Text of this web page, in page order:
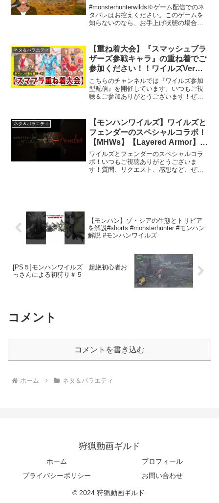
意】
#monsterhunterwilds※ゲーム配信でのネ
タバレはお控えください。このゲームを
知らないのなら、お手上げ状態の場合こ
ント/@carltonblackwiz
ネタ＆バラエティ
【重ね着大会】『スマッシュブラ
ザーズ参戦キャラ』の重ね着でご
参加ください！！ワイルズVer重
ね着大会開催！【モンハンワイル
ズ/MHWs】
こちらのチャンネルでは『ワイルズ参加
型配信』を開催しています。いつもご視
聴＆ご参加ありがとうございます！ぜひ
要】①今回はモンハンワイルズの『重ね
着』機能を用いてキャラメイ...
ネタ＆バラエティ
【モンハンワイルズ】ワイルズと
フェンダーのスペシャルコラボ！
【MHWs】【Layered Armor】#
武器重ね着 #重ね着 #モンハンワ
イルズ #モンスターハンターワイ
ルズ
ワイルズとフェンダーのスペシャルコラ
ボ！いつもご視聴ありがとうございま
す！質問、リクエスト、感想など、ぜひ
【モンハン】ゾ・シアの生態とトリビア
を解説#shorts #monsterhunter #モンハン
解説 #モンハンワイルズ
[PS５]モンハンワイルズ 超絶初心者お
っさんによる初狩り＃５
コメント
コメントを書き込む
ホーム ネタ＆バラエティ
狩猟動画ギルド
ホーム
プロフィール
プライバシーポリシー
お問い合わせ
© 2024 狩猟動画ギルド.